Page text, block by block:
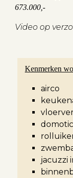
673.000,-
Video op
Kenmerken
airco
jacuzzi